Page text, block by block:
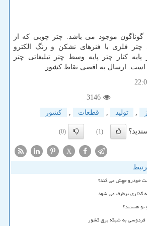
گوناگون موجود می باشد. چتر چوبی که از
فلزی با فنرهای نشکن و رنگ الکترو
کنار چتر پایه وسط چتر تبلیغاتی چتر
است. ارسال به اقصی نقاط کشور.
3146
, تولید , قطعات , كشور
(1)
(0)
X
خودرو جهش می کند؟
گذاری برطرف می شود
نو هستند؟
فردوسی به شبکه برق کشور